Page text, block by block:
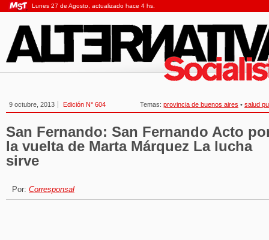
Lunes 27 de Agosto, actualizado hace 4 hs.
9 octubre, 2013 Edición N° 604 Temas: provincia de buenos aires • salud
San Fernando: San Fernando Acto
la vuelta de Marta Márquez La lucha
sirve
Por: Corresponsal